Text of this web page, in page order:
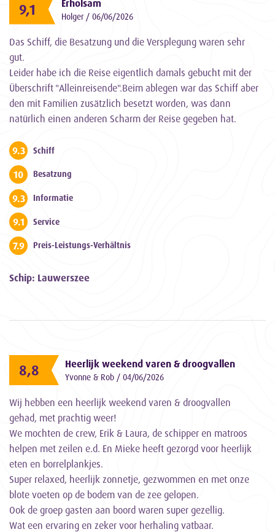
9,1 Erholsam
Holger / 06/06/2026
Das Schiff, die Besatzung und die Versplegung waren sehr
gut.
Leider habe ich die Reise eigentlich damals gebucht mit der
Überschrift "Alleinreisende".Beim ablegen war das Schiff aber
den mit Familien zusätzlich besetzt worden, was dann
natürlich einen anderen Scharm der Reise gegeben hat.
9.3 Schiff
10 Besatzung
9.3 Informatie
9.1 Service
7.9 Preis-Leistungs-Verhältnis
Schip: Lauwerszee
8,8 Heerlijk weekend varen & droogvallen
Yvonne & Rob / 04/06/2026
Wij hebben een heerlijk weekend varen & droogvallen
gehad, met prachtig weer!
We mochten de crew, Erik & Laura, de schipper en matroos
helpen met zeilen e.d. En Mieke heeft gezorgd voor heerlijk
eten en borrelplankjes.
Super relaxed, heerlijk zonnetje, gezwommen en met onze
blote voeten op de bodem van de zee gelopen.
Ook de groep gasten aan boord waren super gezellig.
Wat een ervaring en zeker voor herhaling vatbaar.